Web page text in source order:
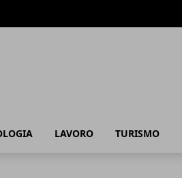
LAVORO TURISMO